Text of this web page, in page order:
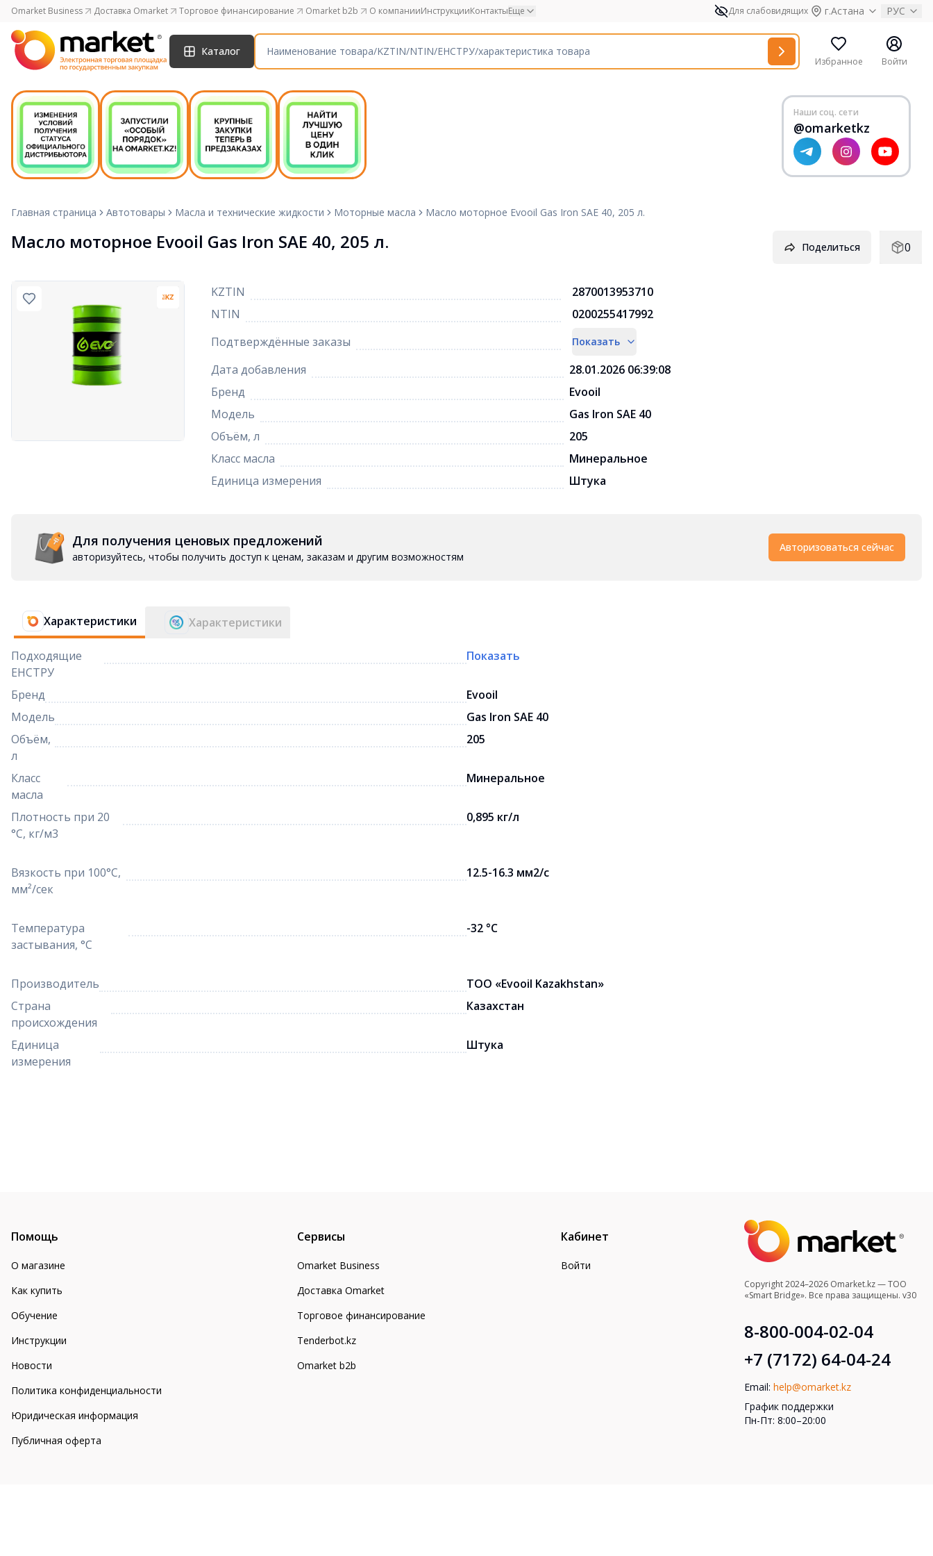
Omarket Business Доставка Omarket Торговое финансирование Omarket b2b О компанииИнструкцииКонтактыЕще Для слабовидящих г.Астана РУС
Каталог
Избранное Войти
Наши соц. сети
@omarketkz
Главная страница Автотовары Масла и технические жидкости Моторные масла Масло моторное Evooil Gas Iron SAE 40, 205 л.
Масло моторное Evooil Gas Iron SAE 40, 205 л. Поделиться 0
KZTIN
2870013953710
NTIN
0200255417992
Подтверждённые заказы
Показать
Дата добавления
28.01.2026 06:39:08
Бренд
Evooil
Модель
Gas Iron SAE 40
Объём, л
205
Класс масла
Минеральное
Единица измерения
Штука
Для получения ценовых предложений
авторизуйтесь, чтобы получить доступ к ценам, заказам и другим возможностям
Авторизоваться сейчас
Характеристики Характеристики
Подходящие
ЕНСТРУ
Показать
Бренд
Evooil
Модель
Gas Iron SAE 40
Объём,
л
205
Класс
масла
Минеральное
Плотность при 20
°C, кг/м3
0,895 кг/л
Вязкость при 100°C,
мм²/сек
12.5-16.3 мм2/с
Температура
застывания, °C
-32 °С
Производитель
ТОО «Evooil Kazakhstan»
Страна
происхождения
Казахстан
Единица
измерения
Штука
Помощь
О магазине
Как купить
Обучение
Инструкции
Новости
Политика конфиденциальности
Юридическая информация
Публичная оферта
Сервисы
Omarket Business
Доставка Omarket
Торговое финансирование
Tenderbot.kz
Omarket b2b
Кабинет
Войти
Copyright 2024–2026 Omarket.kz — ТОО
«Smart Bridge». Все права защищены. v30
8-800-004-02-04
+7 (7172) 64-04-24
Email: help@omarket.kz
График поддержки
Пн-Пт: 8:00–20:00